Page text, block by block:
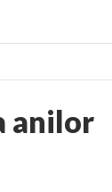
Gând de
anilor